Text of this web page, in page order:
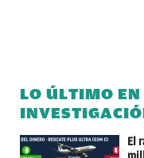
LO ÚLTIMO EN
El